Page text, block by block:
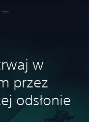
w
przez
odsłonie